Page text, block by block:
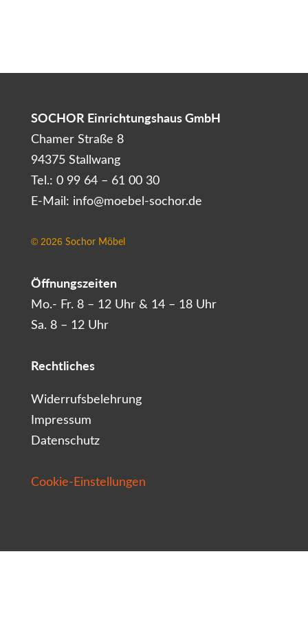
SOCHOR Einrichtungshaus GmbH
Chamer Straße 8
94375 Stallwang
Tel.: 0 99 64 – 61 00 30
E-Mail: info@moebel-sochor.de
© 2026 Sochor Möbel
Öffnungszeiten
Mo.- Fr. 8 – 12 Uhr & 14 – 18 Uhr
Sa. 8 – 12 Uhr
Rechtliches
Widerrufsbelehrung
Impressum
Datenschutz
Cookie-Einstellungen